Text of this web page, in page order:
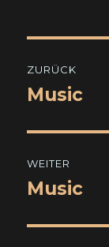
ZURÜCK
Vorheriger
Music
WEITER
Nächster
Music